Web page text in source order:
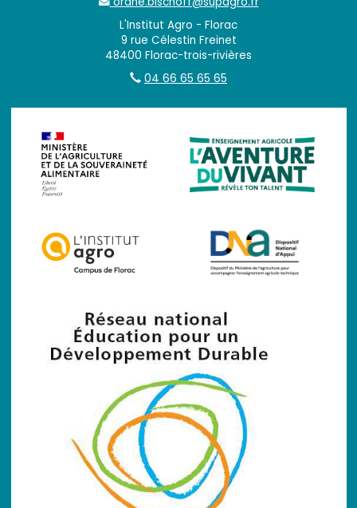
L'Institut Agro - Florac
9 rue Célestin Freinet
48400 Florac-trois-rivières
04 66 65 65 65